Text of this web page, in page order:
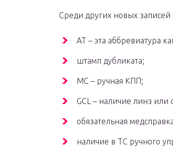
Среди других новых
АТ – эта аббревиатура
штамп дубликата;
МС – ручная КПП;
GCL – наличие линз или
обязательная
наличие в ТС ручного